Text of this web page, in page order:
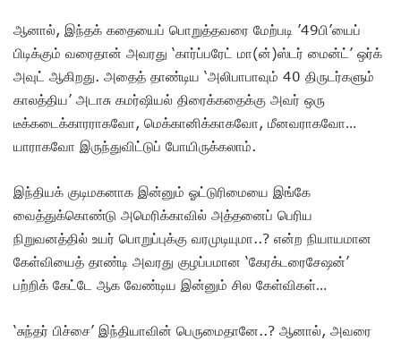
ஆனால், இந்தக் கதையைப் பொறுத்தவரை மேற்படி ’49பி’யைப்
பிடிக்கும் வரைதான் அவரது ‘கார்ப்பரேட் மா(ன்)ஸ்டர் மைன்ட்’ ஒர்க்
அவுட் ஆகிறது. அதைத் தாண்டிய ‘அலிபாபாவும் 40 திருடர்களும்
காலத்திய’ அடாசு கமர்ஷியல் திரைக்கதைக்கு அவர் ஒரு
டீக்கடைக்காரராகவோ, மெக்கானிக்காகவோ, மீனவராகவோ…
யாராகவோ இருந்துவிட்டுப் போயிருக்கலாம்.
இந்தியக் குடிமகனாக இன்னும் ஓட்டுரிமையை இங்கே
வைத்துக்கொண்டு அமெரிக்காவில் அத்தனைப் பெரிய
நிறுவனத்தில் உயர் பொறுப்புக்கு வரமுடியுமா..? என்ற நியாயமான
கேள்வியைத் தாண்டி அவரது குழப்பமான ‘கேரக்டரைசேஷன்’
பற்றிக் கேட்டே ஆக வேண்டிய இன்னும் சில கேள்விகள்…
‘சுந்தர் பிச்சை’ இந்தியாவின் பெருமைதானே..? ஆனால், அவரை